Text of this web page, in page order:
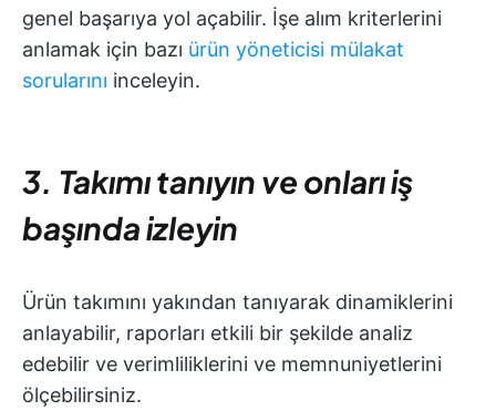
genel başarıya yol açabilir. İşe alım kriterlerini
anlamak için bazı ürün yöneticisi mülakat
sorularını inceleyin.
3. Takımı tanıyın ve onları iş
başında izleyin
Ürün takımını yakından tanıyarak dinamiklerini
anlayabilir, raporları etkili bir şekilde analiz
edebilir ve verimliliklerini ve memnuniyetlerini
ölçebilirsiniz.